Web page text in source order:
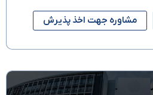
مشاوره جهت اخذ پذیرش